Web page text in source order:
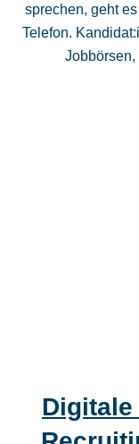
sprechen, geht
Telefon.